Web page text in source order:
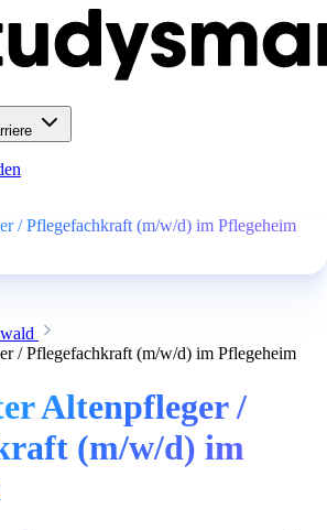
/ Pflegefachkraft (m/w/d) im Pflegeheim
/ Pflegefachkraft (m/w/d) im Pflegeheim
Altenpfleger /
(m/w/d) im